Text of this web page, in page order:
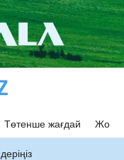
Төтенше жағдай Жол